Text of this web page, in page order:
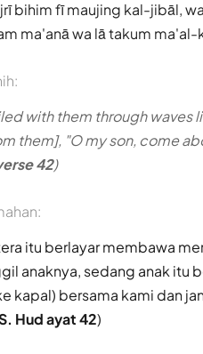
bihim fī maujing kal-jibāl,
ma'anā wa lā takum ma'al-
with them through waves
them], "O my son, come
42)
itu berlayar membawa
anaknya, sedang anak itu
kapal) bersama kami dan
Hud ayat 42)